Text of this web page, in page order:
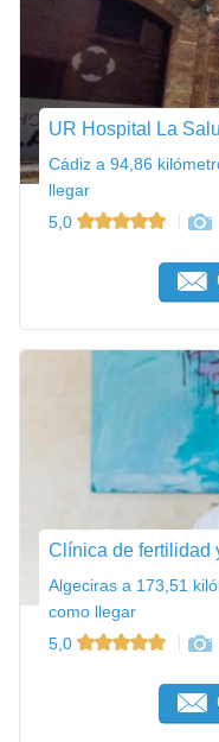
UR Hospital La
Cádiz a 94,86
llegar
5,0
Clínica de fertilidad
Algeciras a 173,51
como llegar
5,0